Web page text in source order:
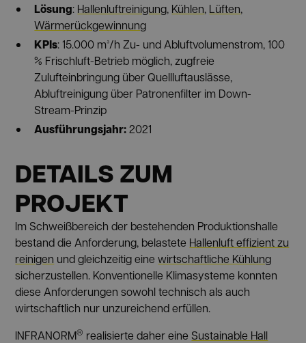
Lösung: Hallenluftreinigung, Kühlen, Lüften,
Wärmerückgewinnung
KPIs: 15.000 m³/h Zu- und Abluftvolumenstrom, 100
% Frischluft-Betrieb möglich, zugfreie
Zulufteinbringung über Quellluftauslässe,
Abluftreinigung über Patronenfilter im Down-
Stream-Prinzip
Ausführungsjahr:2021
DETAILS ZUM
PROJEKT
Im Schweißbereich der bestehenden Produktionshalle
bestand die Anforderung, belastete Hallenluft effizient zu
reinigen und gleichzeitig einewirtschaftliche Kühlung
sicherzustellen. Konventionelle Klimasysteme konnten
diese Anforderungen sowohl technisch als auch
wirtschaftlich nur unzureichend erfüllen.
INFRANORM® realisierte daher eine Sustainable Hall